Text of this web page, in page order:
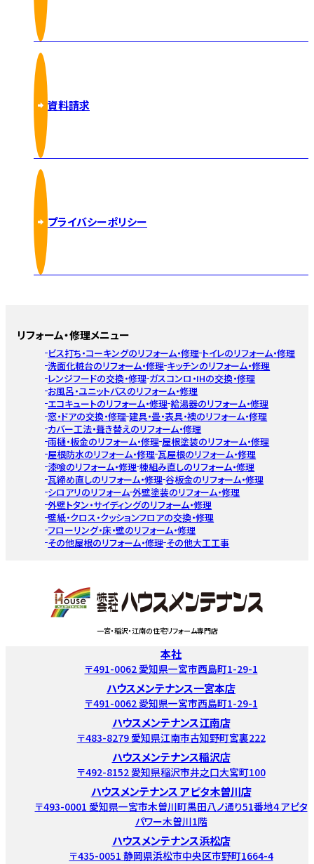
資料請求
プライバシーポリシー
リフォーム・修理メニュー
ビス打ち・コーキングのリフォーム・修理 トイレのリフォーム・修理
洗面化粧台のリフォーム・修理 キッチンのリフォーム・修理
レンジフードの交換・修理 ガスコンロ・IHの交換・修理
お風呂・ユニットバスのリフォーム・修理
エコキュートのリフォーム・修理 給湯器のリフォーム・修理
窓・ドアの交換・修理 建具・畳・表具・襖のリフォーム・修理
カバー工法・葺き替えのリフォーム・修理
雨樋・板金のリフォーム・修理 屋根塗装のリフォーム・修理
屋根防水のリフォーム・修理 瓦屋根のリフォーム・修理
漆喰のリフォーム・修理 棟組み直しのリフォーム・修理
瓦締め直しのリフォーム・修理 谷板金のリフォーム・修理
シロアリのリフォーム 外壁塗装のリフォーム・修理
外壁トタン・サイディングのリフォーム・修理
壁紙・クロス・クッションフロアの交換・修理
フローリング・床・壁のリフォーム・修理
その他屋根のリフォーム・修理 その他大工工事
一宮・稲沢・江南の住宅リフォーム専門店
本社
〒491-0062 愛知県一宮市西島町1-29-1
ハウスメンテナンス一宮本店
〒491-0062 愛知県一宮市西島町1-29-1
ハウスメンテナンス江南店
〒483-8279 愛知県江南市古知野町宮裏222
ハウスメンテナンス稲沢店
〒492-8152 愛知県稲沢市井之口大宮町100
ハウスメンテナンス アピタ木曽川店
〒493-0001 愛知県一宮市木曽川町黒田八ノ通り51番地4 アピタ
パワー木曽川1階
ハウスメンテナンス浜松店
〒435-0051 静岡県浜松市中央区市野町1664-4